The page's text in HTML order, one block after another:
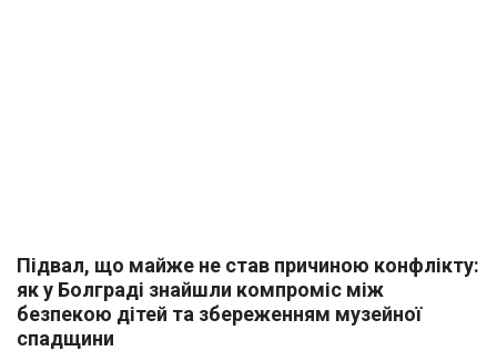
Підвал, що майже не став причиною конфлікту:
як у Болграді знайшли компроміс між
безпекою дітей та збереженням музейної
спадщини